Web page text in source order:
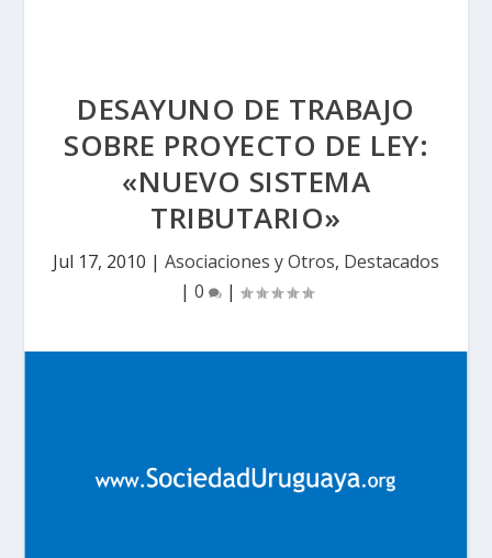
DESAYUNO DE TRABAJO
SOBRE PROYECTO DE LEY:
«NUEVO SISTEMA
TRIBUTARIO»
Jul 17, 2010 | Asociaciones y Otros, Destacados
| 0 |